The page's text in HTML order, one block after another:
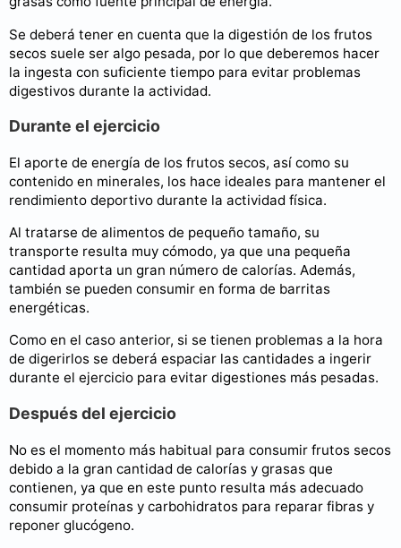
Se deberá tener en cuenta que la digestión de los frutos
secos suele ser algo pesada, por lo que deberemos hacer
la ingesta con suficiente tiempo para evitar problemas
digestivos durante la actividad.
Durante el ejercicio
El aporte de energía de los frutos secos, así como su
contenido en minerales, los hace ideales para mantener el
rendimiento deportivo durante la actividad física.
Al tratarse de alimentos de pequeño tamaño, su
transporte resulta muy cómodo, ya que una pequeña
cantidad aporta un gran número de calorías. Además,
también se pueden consumir en forma de barritas
energéticas.
Como en el caso anterior, si se tienen problemas a la hora
de digerirlos se deberá espaciar las cantidades a ingerir
durante el ejercicio para evitar digestiones más pesadas.
Después del ejercicio
No es el momento más habitual para consumir frutos secos
debido a la gran cantidad de calorías y grasas que
contienen, ya que en este punto resulta más adecuado
consumir proteínas y carbohidratos para reparar fibras y
reponer glucógeno.